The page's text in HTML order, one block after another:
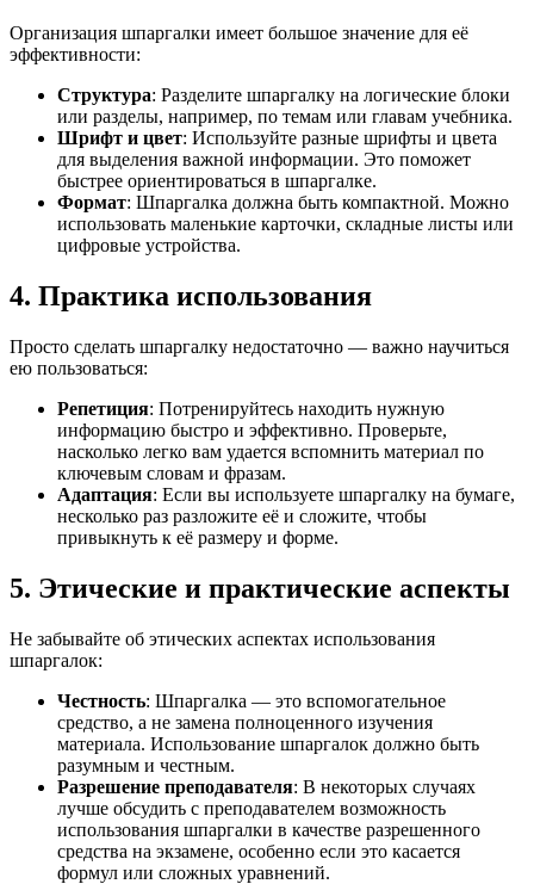
Организация шпаргалки имеет большое значение для её
эффективности:
Структура: Разделите шпаргалку на логические блоки
или разделы, например, по темам или главам учебника.
Шрифт и цвет: Используйте разные шрифты и цвета
для выделения важной информации. Это поможет
быстрее ориентироваться в шпаргалке.
Формат: Шпаргалка должна быть компактной. Можно
использовать маленькие карточки, складные листы или
цифровые устройства.
4. Практика использования
Просто сделать шпаргалку недостаточно — важно научиться
ею пользоваться:
Репетиция: Потренируйтесь находить нужную
информацию быстро и эффективно. Проверьте,
насколько легко вам удается вспомнить материал по
ключевым словам и фразам.
Адаптация: Если вы используете шпаргалку на бумаге,
несколько раз разложите её и сложите, чтобы
привыкнуть к её размеру и форме.
5. Этические и практические аспекты
Не забывайте об этических аспектах использования
шпаргалок:
Честность: Шпаргалка — это вспомогательное
средство, а не замена полноценного изучения
материала. Использование шпаргалок должно быть
разумным и честным.
Разрешение преподавателя: В некоторых случаях
лучше обсудить с преподавателем возможность
использования шпаргалки в качестве разрешенного
средства на экзамене, особенно если это касается
формул или сложных уравнений.